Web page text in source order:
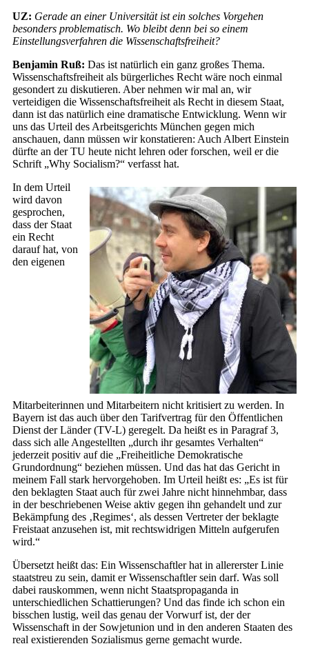
UZ: Gerade an einer Universität ist ein solches Vorgehen
besonders problematisch. Wo bleibt denn bei so einem
Einstellungsverfahren die Wissenschaftsfreiheit?
Benjamin Ruß: Das ist natürlich ein ganz großes Thema.
Wissenschaftsfreiheit als bürgerliches Recht wäre noch einmal
gesondert zu diskutieren. Aber nehmen wir mal an, wir
verteidigen die Wissenschaftsfreiheit als Recht in diesem Staat,
dann ist das natürlich eine dramatische Entwicklung. Wenn wir
uns das Urteil des Arbeitsgerichts München gegen mich
anschauen, dann müssen wir konstatieren: Auch Albert Einstein
dürfte an der TU heute nicht lehren oder forschen, weil er die
Schrift „Why Socialism?“ verfasst hat.
In dem Urteil
wird davon
gesprochen,
dass der Staat
ein Recht
darauf hat, von
den eigenen
Mitarbeiterinnen und Mitarbeitern nicht kritisiert zu werden. In
Bayern ist das auch über den Tarifvertrag für den Öffentlichen
Dienst der Länder (TV-L) geregelt. Da heißt es in Paragraf 3,
dass sich alle Angestellten „durch ihr gesamtes Verhalten“
jederzeit positiv auf die „Freiheitliche Demokratische
Grundordnung“ beziehen müssen. Und das hat das Gericht in
meinem Fall stark hervorgehoben. Im Urteil heißt es: „Es ist für
den beklagten Staat auch für zwei Jahre nicht hinnehmbar, dass
in der beschriebenen Weise aktiv gegen ihn gehandelt und zur
Bekämpfung des ‚Regimes‘, als dessen Vertreter der beklagte
Freistaat anzusehen ist, mit rechtswidrigen Mitteln aufgerufen
wird.“
Übersetzt heißt das: Ein Wissenschaftler hat in allererster Linie
staatstreu zu sein, damit er Wissenschaftler sein darf. Was soll
dabei rauskommen, wenn nicht Staatspropaganda in
unterschiedlichen Schattierungen? Und das finde ich schon ein
bisschen lustig, weil das genau der Vorwurf ist, der der
Wissenschaft in der So­wjet­union und in den anderen Staaten des
real existierenden Sozialismus gerne gemacht wurde.